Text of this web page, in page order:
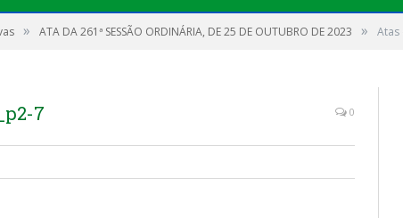
» ATA DA 261ª SESSÃO ORDINÁRIA, DE 25 DE OUTUBRO DE 2023 » Atas
7 0